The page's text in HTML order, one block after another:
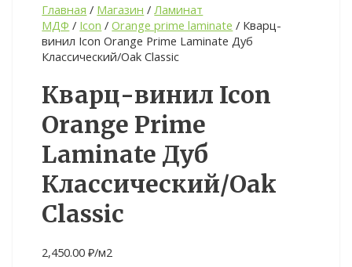
Главная / Магазин / Ламинат
МДФ / Icon /Orange prime laminate / Кварц-
винил Icon Orange Prime Laminate Дуб
Классический/Oak Сlassic
Кварц-винил Icon
Orange Prime
Laminate Дуб
Классический/Oak
Сlassic
2,450.00₽/м2